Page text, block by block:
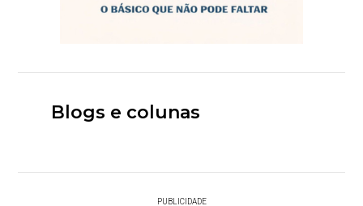
Blogs e colunas
PUBLICIDADE